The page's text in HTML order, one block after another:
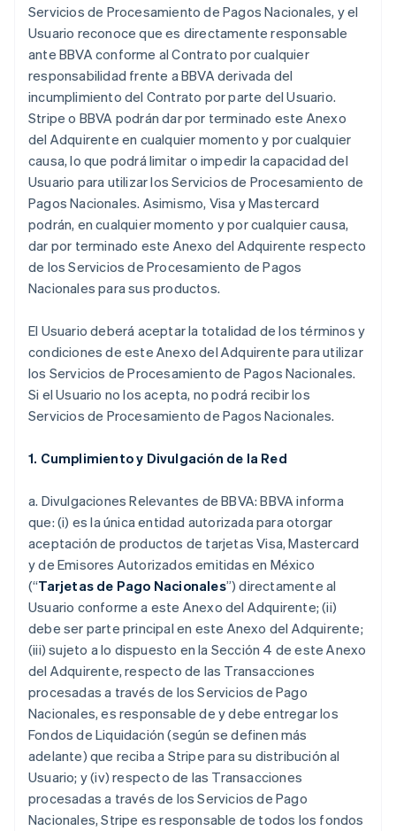
Servicios de Procesamiento de Pagos Nacionales, y el
Usuario reconoce que es directamente responsable
ante BBVA conforme al Contrato por cualquier
responsabilidad frente a BBVA derivada del
incumplimiento del Contrato por parte del Usuario.
Stripe o BBVA podrán dar por terminado este Anexo
del Adquirente en cualquier momento y por cualquier
causa, lo que podrá limitar o impedir la capacidad del
Usuario para utilizar los Servicios de Procesamiento de
Pagos Nacionales. Asimismo, Visa y Mastercard
podrán, en cualquier momento y por cualquier causa,
dar por terminado este Anexo del Adquirente respecto
de los Servicios de Procesamiento de Pagos
Nacionales para sus productos.
El Usuario deberá aceptar la totalidad de los términos y
condiciones de este Anexo del Adquirente para utilizar
los Servicios de Procesamiento de Pagos Nacionales.
Si el Usuario no los acepta, no podrá recibir los
Servicios de Procesamiento de Pagos Nacionales.
1. Cumplimiento y Divulgación de la Red
a. Divulgaciones Relevantes de BBVA: BBVA informa
que: (i) es la única entidad autorizada para otorgar
aceptación de productos de tarjetas Visa, Mastercard
y de Emisores Autorizados emitidas en México
(“Tarjetas de Pago Nacionales”) directamente al
Usuario conforme a este Anexo del Adquirente; (ii)
debe ser parte principal en este Anexo del Adquirente;
(iii) sujeto a lo dispuesto en la Sección 4 de este Anexo
del Adquirente, respecto de las Transacciones
procesadas a través de los Servicios de Pago
Nacionales, es responsable de y debe entregar los
Fondos de Liquidación (según se definen más
adelante) que reciba a Stripe para su distribución al
Usuario; y (iv) respecto de las Transacciones
procesadas a través de los Servicios de Pago
Nacionales, Stripe es responsable de todos los fondos